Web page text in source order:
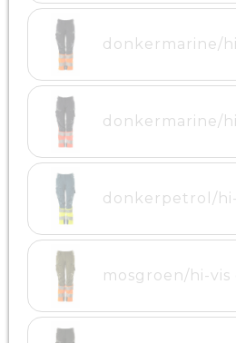
donkermarine/
donkermarine/
donkerpetrol/hi-
mosgroen/hi-vis